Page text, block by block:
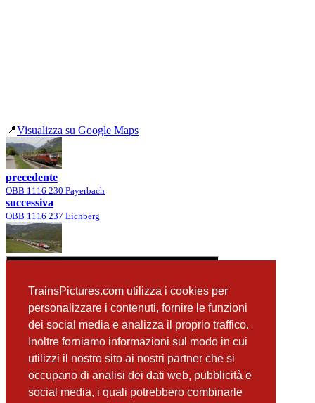
TrainsPictures.com utilizza i cookies per
personalizzare i contenuti, fornire le funzioni
dei social media e analizza il proprio traffico.
Inoltre forniamo informazioni sul modo in cui
utilizzi il nostro sito ai nostri partner che si
occupano di analisi dei dati web, pubblicità e
social media, i quali potrebbero combinarle
📍Visualizza su Google Maps
precedente
OBB 1116 230 Payerbach
successiva
OBB 1116 237 Eichberg
📸 Fotografie scattate nei dintorniVedi tutte ➔